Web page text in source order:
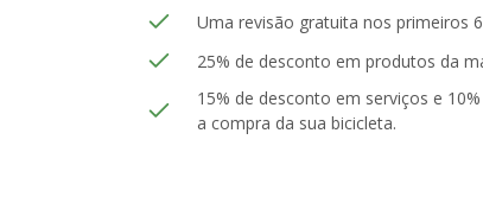
Uma revisão gratuita nos primeiros
25% de desconto em produtos da
15% de desconto em serviços e
a compra da sua bicicleta.